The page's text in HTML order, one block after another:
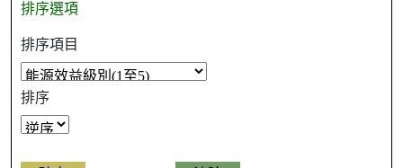
排序選項
排序項目
排序